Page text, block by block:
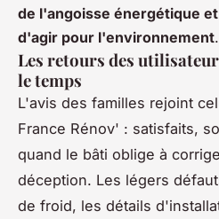
de l'angoisse énergétique
d'agir pour l'environnement.
Les retours des
le temps
L'avis des familles rejoint
France Rénov' : satisfaits,
quand le bâti oblige à
déception. Les légers
de froid, les détails